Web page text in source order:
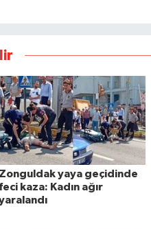
Zonguldak yaya geçidinde
feci kaza: Kadın ağır